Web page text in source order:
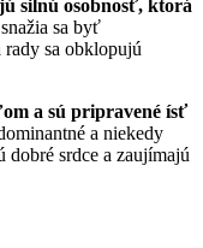
silnú osobnosť, ktorá
sa byť
rady sa obklopujú
a sú pripravené ísť
a niekedy
dobré srdce a zaujímajú